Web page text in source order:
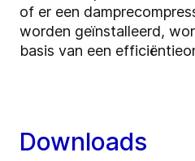
of er een
worden geïnstalleerd,
basis van een
Downloads